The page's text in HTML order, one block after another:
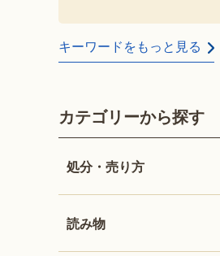
キーワードをもっと見る
カテゴリーから探す
処分・売り方
読み物